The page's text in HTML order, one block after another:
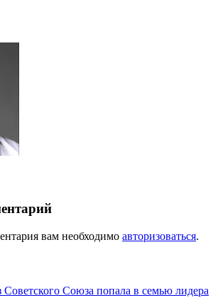
вам необходимо авторизоваться.
Советского Союза попала в семью лидера